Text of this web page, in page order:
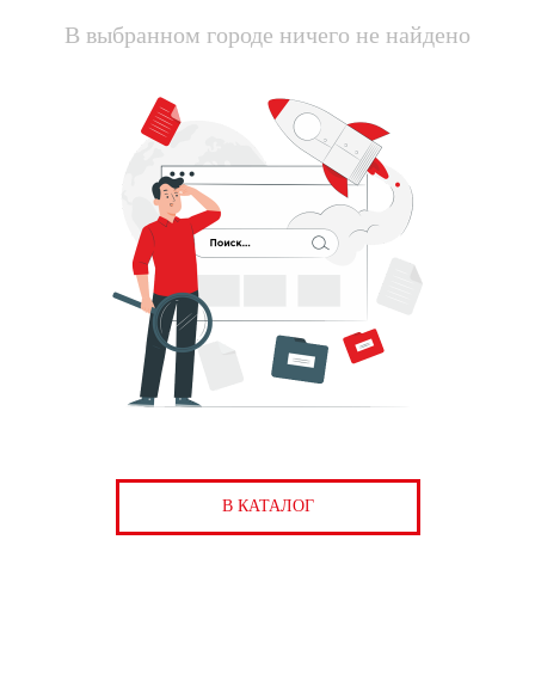
В выбранном городе ничего не найдено
В КАТАЛОГ